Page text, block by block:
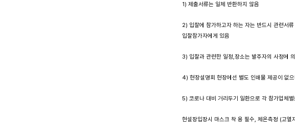
1) 제출서류는 일체 반환하지 않음
2) 입찰에 참가하고자 하는 자는 반드시 관련서
입찰참가자에게 있음
3) 입찰과 관련한 일정,장소는 발주자의 사정에
4) 현장설명회 현장에선 별도 인쇄물 제공이 없
5) 코로나 대비 거리두기 일환으로 각 참가업체
현설장입장시 마스크 착 용 필수, 체온측정 (고열